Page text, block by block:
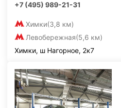
+7 (495) 989-21-31
Химки(3,8 км)
Левобережная(5,6 км)
Химки, ш Нагорное, 2к7